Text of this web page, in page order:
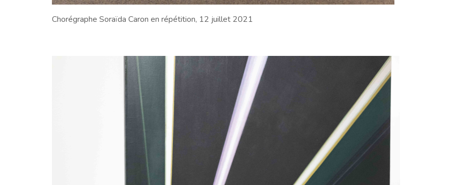
Chorégraphe Soraïda Caron en répétition, 12 juillet 2021